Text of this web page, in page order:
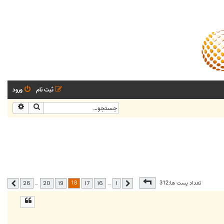
ورود
ثبت نام
جستجو
تعداد پست ها:312صفحه18 از26 قبلی 1
…
16
17
18
19
20
…
26 بعدی